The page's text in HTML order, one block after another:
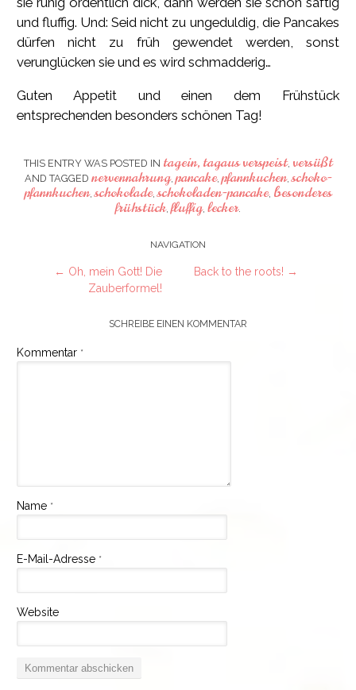
und fluffig. Und: Seid nicht zu ungeduldig, die Pancakes
dürfen nicht zu früh gewendet werden, sonst
verunglücken sie und es wird schmadderig…
Guten Appetit und einen dem Frühstück
entsprechenden besonders schönen Tag!
THIS ENTRY WAS POSTED IN tagein, tagaus verspeist, versüßt
AND TAGGED nervennahrung,pancake,pfannkuchen,schoko-
pfannkuchen,schokolade,schokoladen-pancake, besonderes
frühstück,fluffig, lecker.
navigation
NAVIGATION
← Oh, mein Gott! Die
Zauberformel!
Back to the roots! →
SCHREIBE EINEN KOMMENTAR
Kommentar *
Name *
E-Mail-Adresse *
Website